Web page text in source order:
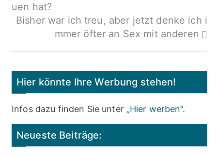
uen hat?
Bisher war ich treu, aber jetzt denke ich i
mmer öfter an Sex mit anderen
Hier könnte Ihre Werbung stehen!
Infos dazu finden Sie unter „Hier werben“.
Neueste Beiträge: